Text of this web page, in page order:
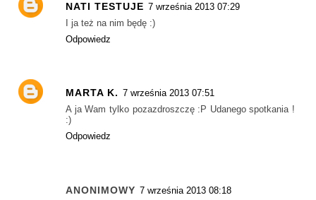
NATI TESTUJE 7 września 2013 07:29
I ja też na nim będę :)
Odpowiedz
MARTA K. 7 września 2013 07:51
A ja Wam tylko pozazdroszczę :P Udanego spotkania !
:)
Odpowiedz
ANONIMOWY 7 września 2013 08:18